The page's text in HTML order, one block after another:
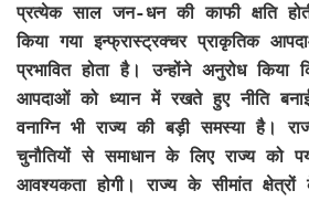
प्रत्येक साल जन-धन की काफी क्षति
किया गया इन्फ्रास्ट्रक्चर प्राकृतिक
प्रभावित होता है। उन्होंने अनुरोध किया
आपदाओं को ध्यान में रखते हुए नीति
वनाग्नि भी राज्य की बड़ी समस्या है।
चुनौतियों से समाधान के लिए राज्य को
आवश्यकता होगी। राज्य के सीमांत